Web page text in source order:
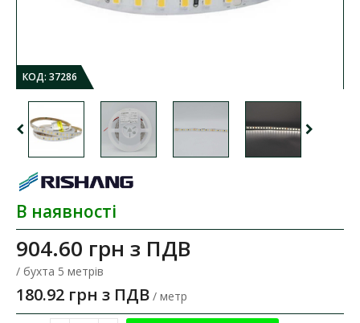
КОД: 37286
В наявності
904.60 грн з ПДВ
/ бухта 5 метрів
180.92 грн з ПДВ / метр